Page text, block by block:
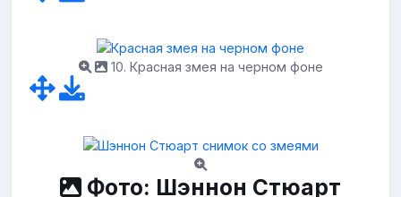
10. Красная змея на черном фоне
Фото: Шэннон Стюарт